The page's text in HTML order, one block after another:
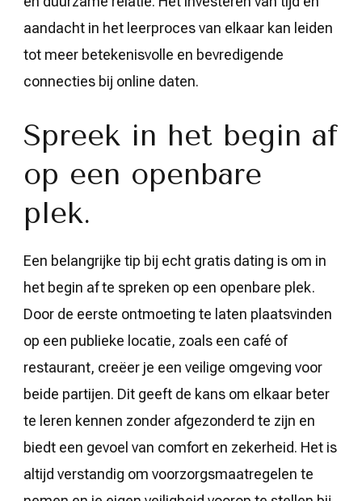
aandacht in het leerproces van elkaar kan leiden
tot meer betekenisvolle en bevredigende
connecties bij online daten.
Spreek in het begin af
op een openbare
plek.
Een belangrijke tip bij echt gratis dating is om in
het begin af te spreken op een openbare plek.
Door de eerste ontmoeting te laten plaatsvinden
op een publieke locatie, zoals een café of
restaurant, creëer je een veilige omgeving voor
beide partijen. Dit geeft de kans om elkaar beter
te leren kennen zonder afgezonderd te zijn en
biedt een gevoel van comfort en zekerheid. Het is
altijd verstandig om voorzorgsmaatregelen te